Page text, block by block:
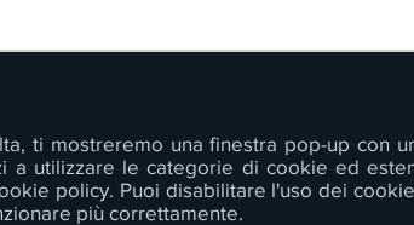
ti mostreremo una finestra pop-up con
a utilizzare le categorie di cookie ed
policy. Puoi disabilitare l'uso dei
più correttamente.